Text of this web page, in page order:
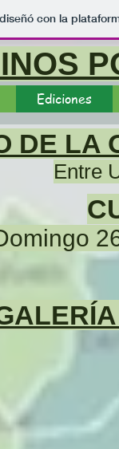
con la
Ediciones
DE LA
Entre